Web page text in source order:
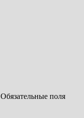
Обязательные поля